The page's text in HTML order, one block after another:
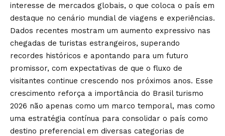
interesse de mercados globais, o que coloca o país em
destaque no cenário mundial de viagens e experiências.
Dados recentes mostram um aumento expressivo nas
chegadas de turistas estrangeiros, superando
recordes históricos e apontando para um futuro
promissor, com expectativas de que o fluxo de
visitantes continue crescendo nos próximos anos. Esse
crescimento reforça a importância do Brasil turismo
2026 não apenas como um marco temporal, mas como
uma estratégia contínua para consolidar o país como
destino preferencial em diversas categorias de